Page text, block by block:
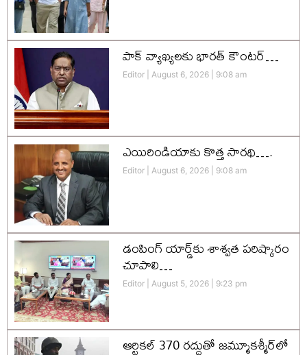
పాక్ వ్యాఖ్యలకు భారత్ కౌంటర్…
Editor August 6, 2026 9:08 am
ఎయిరిండియాకు కొత్త సారథి….
Editor August 6, 2026 9:08 am
డంపింగ్ యార్డ్‌కు శాశ్వత పరిష్కారం
చూపాలి…
Editor August 5, 2026 9:23 pm
ఆర్టికల్ 370 రద్దుతో జమ్మూకశ్మీర్‌లో